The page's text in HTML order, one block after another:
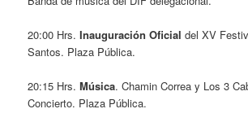
20:00 Hrs.Inauguración Oficial del XV
Santos. Plaza Pública.
20:15 Hrs.Música. Chamin Correa y Los 3
Concierto. Plaza Pública.